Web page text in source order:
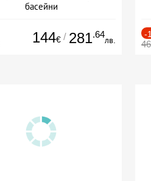
басейни
144€ / 281.64
лв.
-